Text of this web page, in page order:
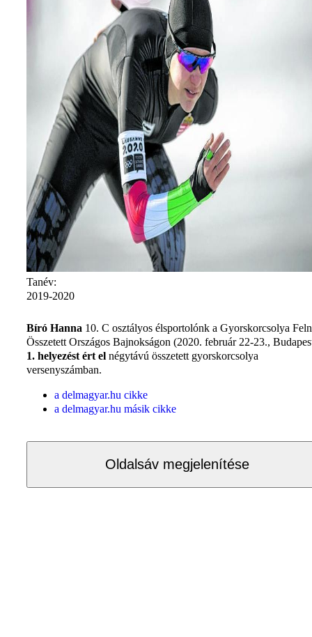
Tanév:
2019-2020
Bíró Hanna 10. C osztályos élsportolónk a Gyorskorcsolya
Összetett Országos Bajnokságon (2020. február 22-23.,
1. helyezést ért el négytávú összetett gyorskorcsolya
versenyszámban.
a delmagyar.hu cikke
a delmagyar.hu másik cikke
Oldalsáv megjelenítése